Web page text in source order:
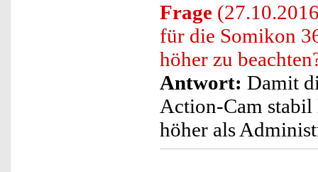
Frage
für die Somikon
höher zu
Antwort: Damit
Action-Cam stabil
höher als